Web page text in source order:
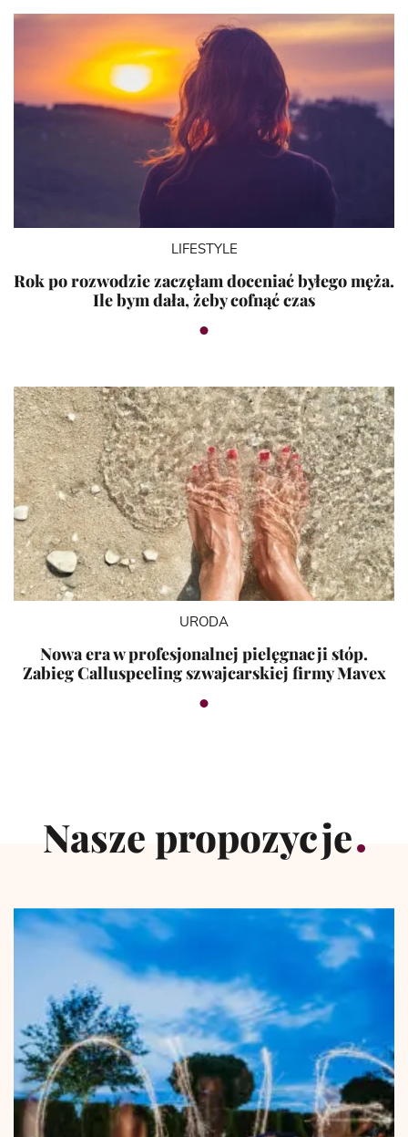
LIFESTYLE
Rok po rozwodzie zaczęłam doceniać byłego męża.
Ile bym dała, żeby cofnąć czas
URODA
Nowa era w profesjonalnej pielęgnacji stóp.
Zabieg Calluspeeling szwajcarskiej firmy Mavex
Nasze propozycje